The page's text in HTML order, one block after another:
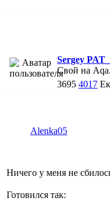
Sergey
Свой на
3695 4017
Alenka05
Ничего у меня не
Готовился так: